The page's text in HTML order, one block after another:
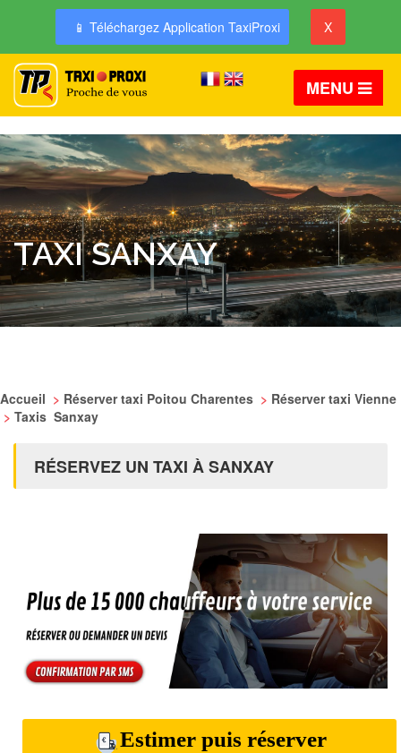
📱 Téléchargez Application TaxiProxi X
MENU
TAXI SANXAY
Accueil > Réserver taxi Poitou Charentes > Réserver taxi Vienne
> Taxis Sanxay
RÉSERVEZ UN TAXI À SANXAY
Estimer puis réserver